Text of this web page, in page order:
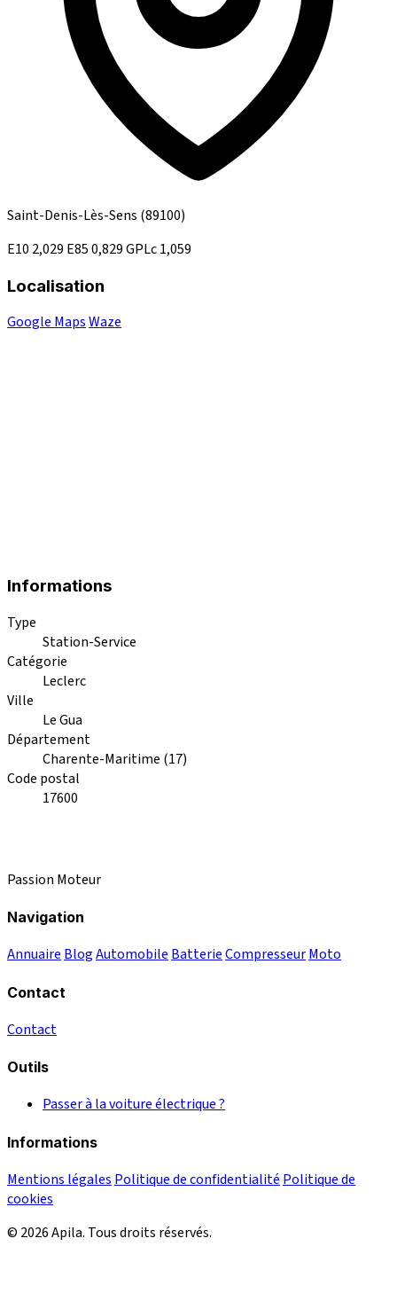
Saint-Denis-Lès-Sens (89100)
E10 2,029 E850,829GPLc1,059
Localisation
Google MapsWaze
Informations
Type
Station-Service
Catégorie
Leclerc
Ville
Le Gua
Département
Charente-Maritime (17)
Code postal
17600
Passion Moteur
Navigation
Annuaire BlogAutomobile BatterieCompresseurMoto
Contact
Contact
Outils
Passer à la voiture électrique ?
Informations
Mentions légales Politique de confidentialité Politique de
cookies
© 2026 Apila. Tous droits réservés.